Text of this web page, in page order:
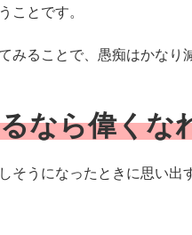
ことです。
みることで、愚痴はかなり
なら偉くな
そうになったときに思い出